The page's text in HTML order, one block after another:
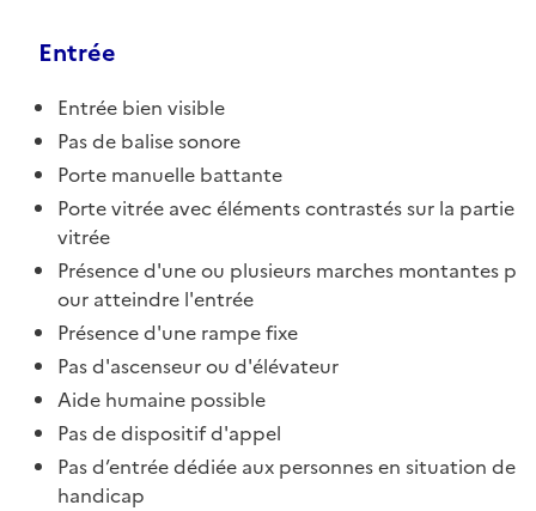
Entrée
Entrée bien visible
Pas de balise sonore
Porte manuelle battante
Porte vitrée avec éléments contrastés sur la partie
vitrée
Présence d'une ou plusieurs marches montantes p
our atteindre l'entrée
Présence d'une rampe fixe
Pas d'ascenseur ou d'élévateur
Aide humaine possible
Pas de dispositif d'appel
Pas d’entrée dédiée aux personnes en situation de
handicap